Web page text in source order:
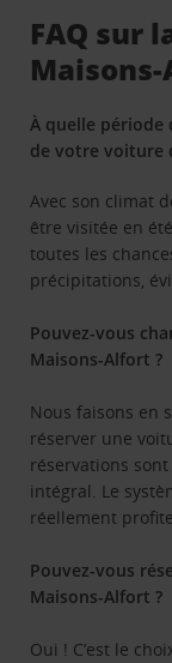
FAQ sur
À quelle période
de votre voiture
Avec son climat
être visitée en
toutes les
précipitations,
Pouvez-vous
Maisons-Alfort ?
Nous faisons en
réserver une
réservations
intégral. Le
réellement
Pouvez-vous
Maisons-Alfort ?
Oui ! C’est le